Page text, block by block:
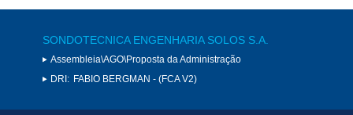
SONDOTECNICA ENGENHARIA SOLOS S.A.
Assembleia\AGO\Proposta da Administração
DRI: FABIO BERGMAN - (FCA V2)